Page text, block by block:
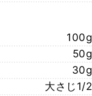
100g
50g
30g
大さじ1/2